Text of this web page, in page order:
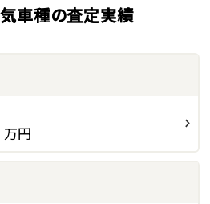
車種の査定実績
万円